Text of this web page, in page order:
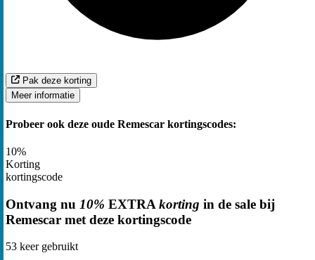
Pak deze korting
Meer informatie
Probeer ook deze oude Remescar kortingscodes:
10%
Korting
kortingscode
Ontvang nu 10% EXTRA korting in de sale bij
Remescar met deze kortingscode
53 keer gebruikt